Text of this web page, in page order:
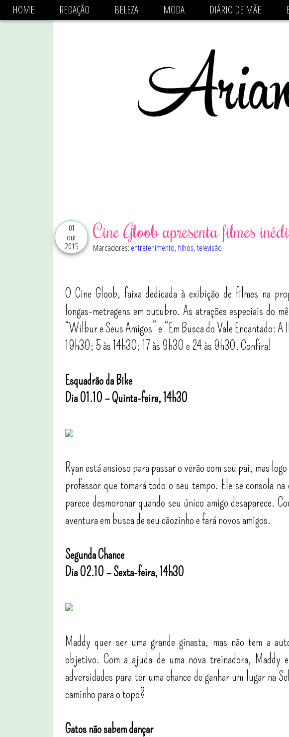
async='async' data-ad-client='ca-pub-1470782825684808' src='https://
HOME REDAÇÃO BELEZA MODA DIÁRIO DE MÃE
01
out
2015
Cine Gloob apresenta filmes
Marcadores: entretenimento,filhos,televisão
O Cine Gloob, faixa dedicada à exibição de filmes na
longas-metragens em outubro. As atrações especiais do
“Wilbur e Seus Amigos” e “Em Busca do Vale Encantado:
19h30; 5 às 14h30; 17 às 9h30 e 24 às 9h30. Confira!
Esquadrão da Bike
Dia 01.10 – Quinta-feira, 14h30
Ryan está ansioso para passar o verão com seu pai, mas
professor que tomará todo o seu tempo. Ele se consola
parece desmoronar quando seu único amigo desaparece.
aventura em busca de seu cãozinho e fará novos amigos.
Segunda Chance
Dia 02.10 – Sexta-feira, 14h30
Maddy quer ser uma grande ginasta, mas não tem a
objetivo. Com a ajuda de uma nova treinadora, Maddy
adversidades para ter uma chance de ganhar um lugar na
caminho para o topo?
Gatos não sabem dançar